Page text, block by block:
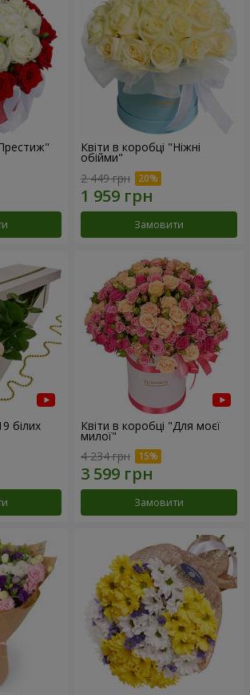
Квіти в коробці "Ніжні
обійми"
2 449 грн
Замовити
білих Квіти в коробці "Для моєї
милої"
4 234 грн
Замовити